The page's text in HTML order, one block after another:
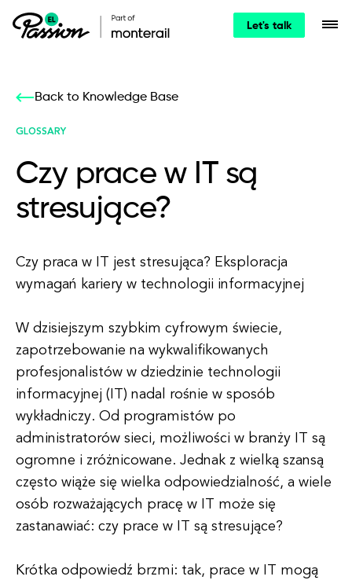
Let's talk
Back to Knowledge Base
GLOSSARY
Czy prace w IT są
stresujące?
Czy praca w IT jest stresująca? Eksploracja
wymagań kariery w technologii informacyjnej
W dzisiejszym szybkim cyfrowym świecie,
zapotrzebowanie na wykwalifikowanych
profesjonalistów w dziedzinie technologii
informacyjnej (IT) nadal rośnie w sposób
wykładniczy. Od programistów po
administratorów sieci, możliwości w branży IT są
ogromne i zróżnicowane. Jednak z wielką szansą
często wiąże się wielka odpowiedzialność, a wiele
osób rozważających pracę w IT może się
zastanawiać: czy prace w IT są stresujące?
Krótka odpowiedź brzmi: tak, prace w IT mogą